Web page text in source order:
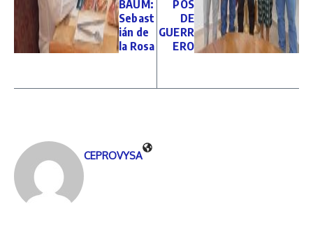
BAUM:
Sebast
ián de
la Rosa
POS
DE
GUERR
ERO
CEPROVYSA